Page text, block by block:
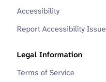
Accessibility
Report Accessibility Issue
Legal Information
Terms of Service